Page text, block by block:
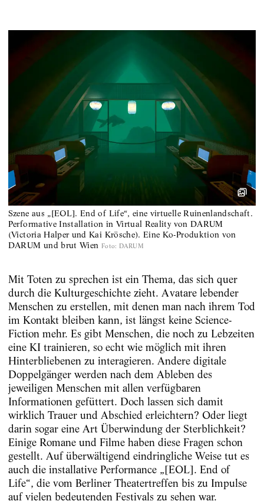
Szene aus „[EOL]. End of Life“, eine virtuelle Ruinenlandschaft.
Performative Installation in Virtual Reality von DARUM
(Victoria Halper und Kai Krösche). Eine Ko-Produktion von
DARUM und brut Wien Foto: DARUM
Mit Toten zu sprechen ist ein Thema, das sich quer
durch die Kulturgeschichte zieht. Avatare lebender
Menschen zu erstellen, mit denen man nach ihrem Tod
im Kontakt bleiben kann, ist längst keine Science-
Fiction mehr. Es gibt Menschen, die noch zu Lebzeiten
eine KI trainieren, so echt wie möglich mit ihren
Hinterbliebenen zu interagieren. Andere digitale
Doppelgänger werden nach dem Ableben des
jeweiligen Menschen mit allen verfügbaren
Informationen gefüttert. Doch lassen sich damit
wirklich Trauer und Abschied erleichtern? Oder liegt
darin sogar eine Art Überwindung der Sterblichkeit?
Einige Romane und Filme haben diese Fragen schon
gestellt. Auf überwältigend eindringliche Weise tut es
auch die installative Performance „[EOL]. End of
Life“, die vom Berliner Theatertreffen bis zu Impulse
auf vielen bedeutenden Festivals zu sehen war.